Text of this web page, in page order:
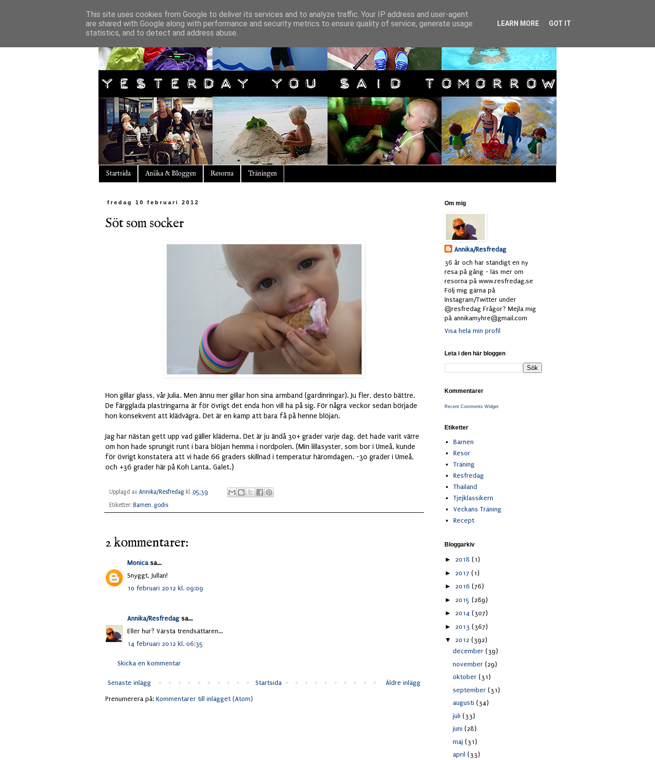
Startsida Aniika & Bloggen Resorna Träningen
fredag 10 februari 2012
Söt som socker
Hon gillar glass, vår Julia. Men ännu mer gillar hon sina armband (gardinringar). Ju fler, desto bättre.
De färgglada plastringarna är för övrigt det enda hon vill ha på sig. För några veckor sedan började
hon konsekvent att klädvägra. Det är en kamp att bara få på henne blöjan.
Jag har nästan gett upp vad gäller kläderna. Det är ju ändå 30+ grader varje dag, det hade varit värre
om hon hade sprungit runt i bara blöjan hemma i nordpolen. (Min lillasyster, som bor i Umeå, kunde
för övrigt konstatera att vi hade 66 graders skillnad i temperatur häromdagen. -30 grader i Umeå,
och +36 grader här på Koh Lanta. Galet.)
Upplagd av Annika/Resfredag kl. 05:39
Etiketter: Barnen, godis
2 kommentarer:
Monicasa...
Snyggt, Jullan!
10 februari 2012 kl. 09:09
Annika/Resfredagsa...
Eller hur? Värsta trendsättaren...
14 februari 2012 kl. 06:35
Skicka en kommentar
Senaste inlägg Äldre inlägg
Startsida
Prenumerera på: Kommentarer till inlägget (Atom)
Om mig
Annika/Resfredag
36 år och har ständigt en ny
resa på gång - läs mer om
resorna på www.resfredag.se
Följ mig gärna på
Instagram/Twitter under
@resfredag Frågor? Mejla mig
på annikamyhre@gmail.com
Visa hela min profil
Leta i den här bloggen
Kommentarer
Recent Comments Widget
Etiketter
Barnen
Resor
Träning
Resfredag
Thailand
Tjejklassikern
Veckans Träning
Recept
Bloggarkiv
► 2018 (1)
► 2017 (1)
► 2016 (76)
► 2015 (289)
► 2014 (307)
► 2013 (367)
▼ 2012 (392)
december (39)
november (29)
oktober (31)
september (31)
augusti (34)
juli (33)
juni (28)
maj (31)
april (33)
This site uses cookies from Google to deliver its services and to analyze traffic. Your IP address and user-agent
are shared with Google along with performance and security metrics to ensure quality of service, generate usage
statistics, and to detect and address abuse.
LEARN MORE GOT IT